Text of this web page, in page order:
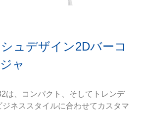
ュデザイン2Dバーコ
ャ
は、コンパクト、そしてトレンデ
ジネススタイルに合わせてカスタマ